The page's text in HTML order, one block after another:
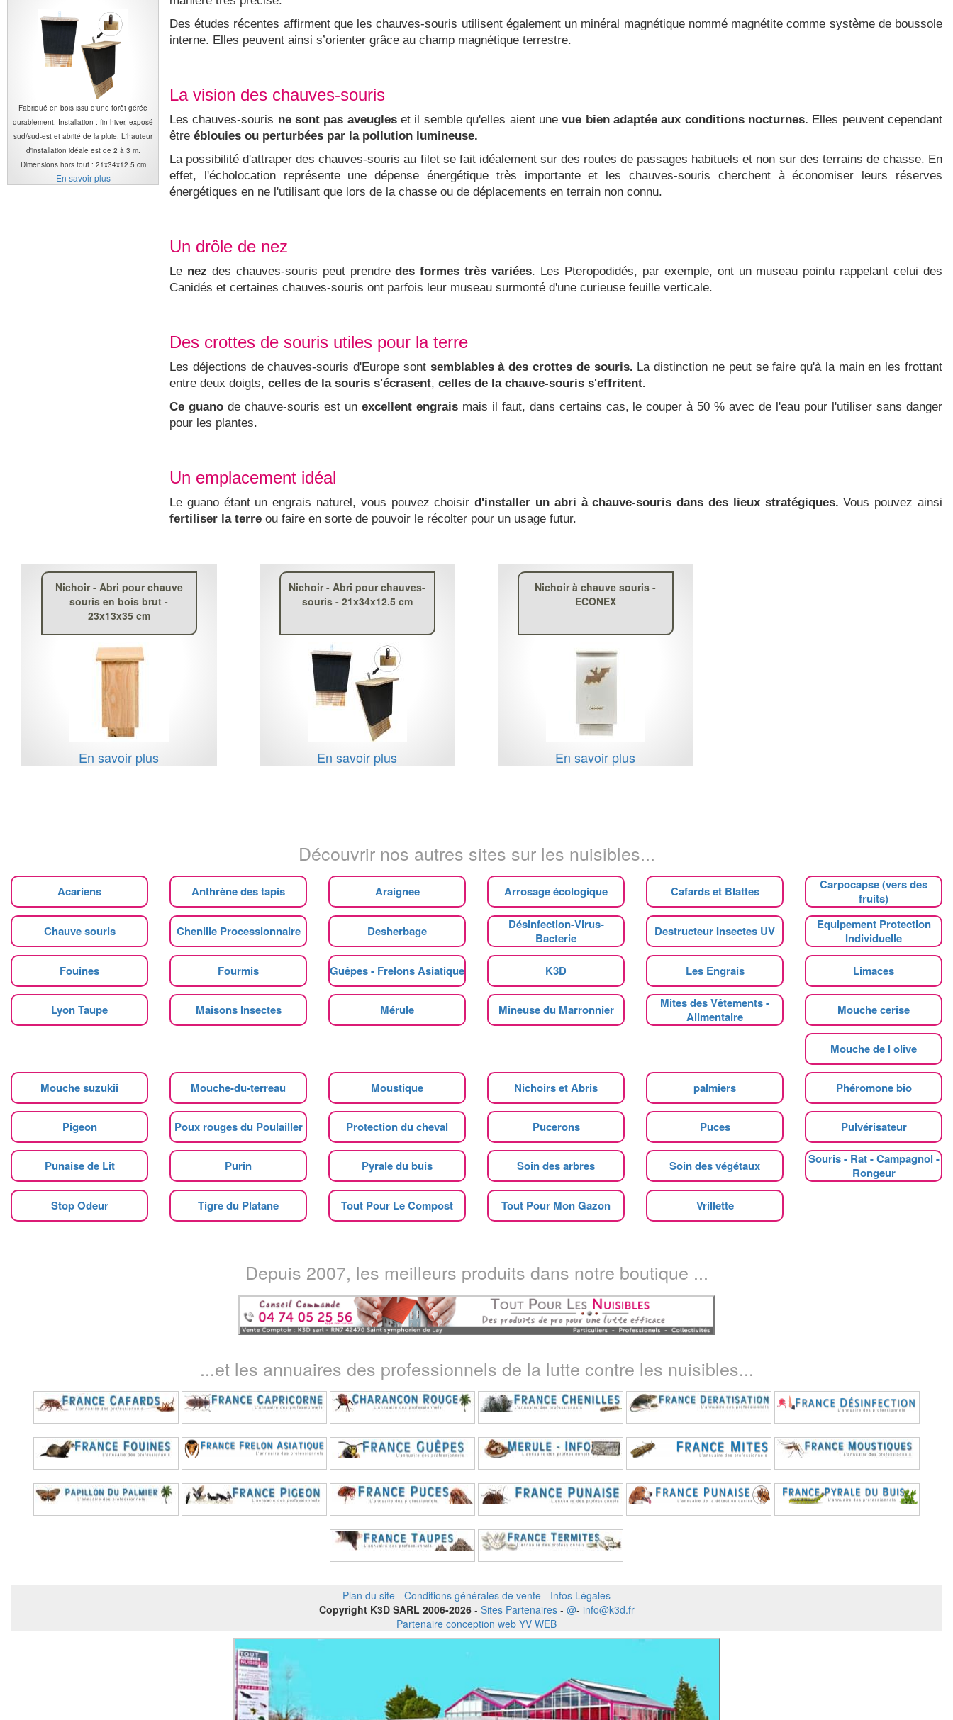
Fabriqué en bois issu d'une forêt gérée
durablement. Installation : fin hiver, exposé
sud/sud-est et abrité de la pluie. L'hauteur
d'installation idéale est de 2 à 3 m.
Dimensions hors tout : 21x34x12.5 cm
En savoir plus
Des études récentes affirment que les chauves-souris utilisent également un minéral magnétique nommé magnétite comme système de boussole
interne. Elles peuvent ainsi s’orienter grâce au champ magnétique terrestre.
La vision des chauves-souris
Les chauves-souris ne sont pas aveugleset il semble qu'elles aient unevue bien adaptée aux conditions nocturnes. Elles peuvent cependant
être éblouies ou perturbées par la pollution lumineuse.
La possibilité d'attraper des chauves-souris au filet se fait idéalement sur des routes de passages habituels et non sur des terrains de chasse. En
effet, l'écholocation représente une dépense énergétique très importante et les chauves-souris cherchent à économiser leurs réserves
énergétiques en ne l'utilisant que lors de la chasse ou de déplacements en terrain non connu.
Un drôle de nez
Le nez des chauves-souris peut prendredes formes très variées. Les Pteropodidés, par exemple, ont un museau pointu rappelant celui des
Canidés et certaines chauves-souris ont parfois leur museau surmonté d'une curieuse feuille verticale.
Des crottes de souris utiles pour la terre
Les déjections de chauves-souris d'Europe sont semblables à des crottes de souris. La distinction ne peut se faire qu'à la main en les frottant
entre deux doigts, celles de la souris s'écrasent, celles de la chauve-souris s'effritent.
Ce guanode chauve-souris est un excellent engraismais il faut, dans certains cas, le couper à 50 % avec de l'eau pour l'utiliser sans danger
pour les plantes.
Un emplacement idéal
Le guano étant un engrais naturel, vous pouvez choisird'installer un abri à chauve-souris dans des lieux stratégiques. Vous pouvez ainsi
fertiliser la terre ou faire en sorte de pouvoir le récolter pour un usage futur.
Nichoir - Abri pour chauve
souris en bois brut -
23x13x35 cm
En savoir plus
Nichoir - Abri pour chauves-
souris - 21x34x12.5 cm
En savoir plus
Nichoir à chauve souris -
ECONEX
En savoir plus
Découvrir nos autres sites sur les nuisibles...
Acariens Anthrène des tapis Araignee Arrosage écologique Cafards et Blattes
Carpocapse (vers des
fruits)
Chauve souris Chenille Processionnaire Desherbage
Désinfection-Virus-
Bacterie
Destructeur Insectes UV
Equipement Protection
Individuelle
Fouines Fourmis Guêpes - Frelons Asiatique K3D Les Engrais Limaces
Lyon Taupe Maisons Insectes Mérule Mineuse du Marronnier
Mites des Vêtements -
Alimentaire
Mouche cerise
Mouche de l olive
Mouche suzukii Mouche-du-terreau Moustique Nichoirs et Abris palmiers Phéromone bio
Pigeon Poux rouges du Poulailler Protection du cheval Pucerons Puces Pulvérisateur
Punaise de Lit Purin Pyrale du buis Soin des arbres Soin des végétaux
Souris - Rat - Campagnol -
Rongeur
Stop Odeur Tigre du Platane Tout Pour Le Compost Tout Pour Mon Gazon Vrillette
Depuis 2007, les meilleurs produits dans notre boutique ...
...et les annuaires des professionnels de la lutte contre les nuisibles...
Plan du site - Conditions générales de vente - Infos Légales
Copyright K3D SARL 2006-2026 - Sites Partenaires- @- info@k3d.fr
Partenaire conception web YV WEB